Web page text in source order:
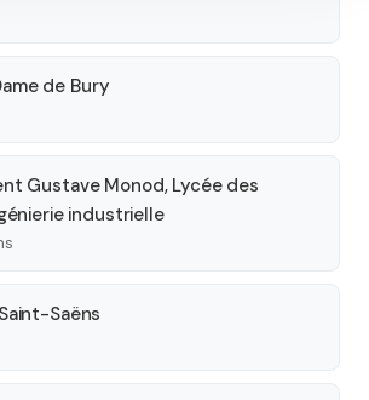
de Bury
Gustave Monod, Lycée des
industrielle
Saëns